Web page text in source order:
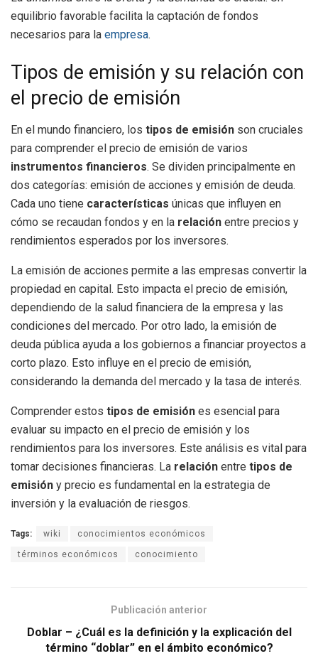
equilibrio favorable facilita la captación de fondos
necesarios para la empresa.
Tipos de emisión y su relación con
el precio de emisión
En el mundo financiero, los tipos de emisión son cruciales
para comprender el precio de emisión de varios
instrumentos financieros. Se dividen principalmente en
dos categorías: emisión de acciones y emisión de deuda.
Cada uno tiene características únicas que influyen en
cómo se recaudan fondos y en la relación entre precios y
rendimientos esperados por los inversores.
La emisión de acciones permite a las empresas convertir la
propiedad en capital. Esto impacta el precio de emisión,
dependiendo de la salud financiera de la empresa y las
condiciones del mercado. Por otro lado, la emisión de
deuda pública ayuda a los gobiernos a financiar proyectos a
corto plazo. Esto influye en el precio de emisión,
considerando la demanda del mercado y la tasa de interés.
Comprender estos tipos de emisión es esencial para
evaluar su impacto en el precio de emisión y los
rendimientos para los inversores. Este análisis es vital para
tomar decisiones financieras. La relación entre tipos de
emisión y precio es fundamental en la estrategia de
inversión y la evaluación de riesgos.
Tags: wiki conocimientos económicos
términos económicos conocimiento
Publicación anterior
Doblar – ¿Cuál es la definición y la explicación del
término “doblar” en el ámbito económico?